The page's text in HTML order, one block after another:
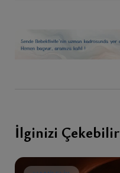
İlginizi Çekebilir